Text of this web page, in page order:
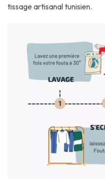
tissage artisanal tunisien.